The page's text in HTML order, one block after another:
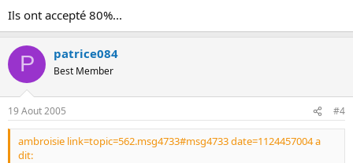
Ils ont accepté 80%...
P patrice084
Best Member
19 Aout 2005 #4
ambroisie link=topic=562.msg4733#msg4733 date=1124457004 a
dit: